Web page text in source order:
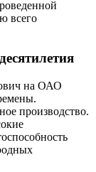
всего
на ОАО
производство.